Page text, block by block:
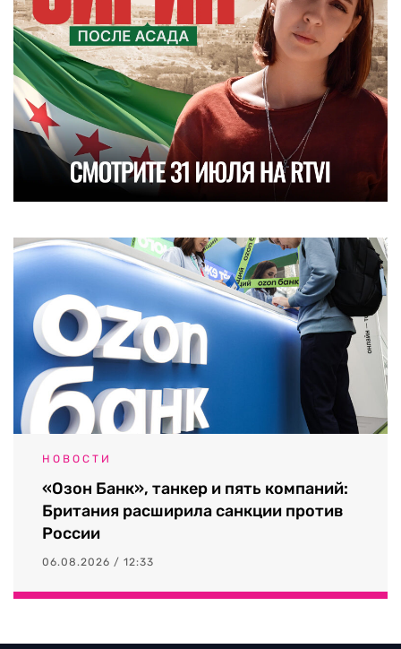
НОВОСТИ
«Озон Банк», танкер и пять компаний:
Британия расширила санкции против
России
06.08.2026 / 12:33